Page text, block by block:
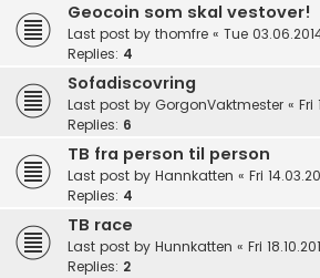
Geocoin som skal vestover!
Last post by thomfre « Tue
Replies: 4
Sofadiscovring
Last post by GorgonVaktmester « Fri
Replies: 6
TB fra person til person
Last post by Hannkatten « Fri
Replies: 4
TB race
Last post by Hunnkatten « Fri
Replies: 2